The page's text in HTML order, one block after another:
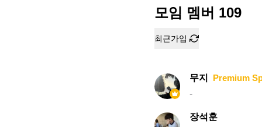
모임 멤버 109
최근가입
무지
Premium
-
장석훈